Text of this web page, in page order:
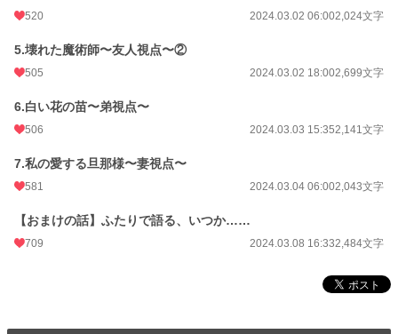
初回公開日時
初回完結日時 2024.03.04 06:04
月間ポイント 4,431 pt (9,259 位)
520 2024.03.02 06:002,024文字
5.壊れた魔術師〜友人視点〜②
505 2024.03.02 18:002,699文字
6.白い花の苗〜弟視点〜
506 2024.03.03 15:352,141文字
7.私の愛する旦那様〜妻視点〜
581 2024.03.04 06:002,043文字
【おまけの話】ふたりで語る、いつか……
709 2024.03.08 16:332,484文字